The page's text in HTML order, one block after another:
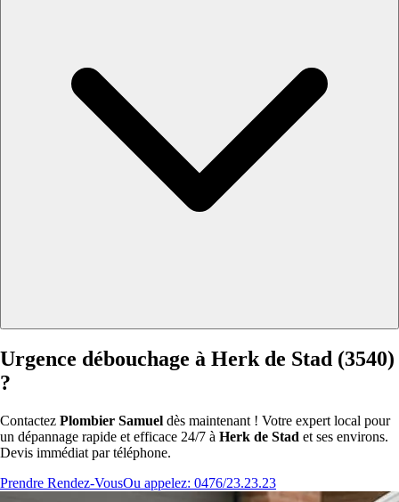
Urgence débouchage à Herk de Stad (3540)
?
Contactez Plombier Samuel dès maintenant ! Votre expert local pour
un dépannage rapide et efficace 24/7 à Herk de Stad et ses environs.
Devis immédiat par téléphone.
Prendre Rendez-VousOu appelez: 0476/23.23.23